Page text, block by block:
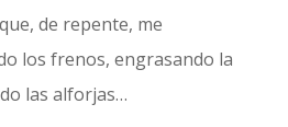
de repente, me
los frenos, engrasando la
las alforjas…